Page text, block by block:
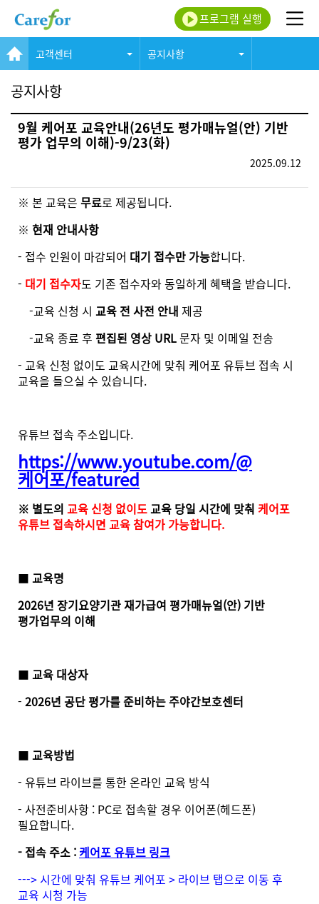
프로그램 실행
고객센터 공지사항
공지사항
9월 케어포 교육안내(26년도 평가매뉴얼(안) 기반
평가 업무의 이해)-9/23(화)
2025.09.12
※ 본 교육은 무료로 제공됩니다.
※ 현재 안내사항
- 접수 인원이 마감되어 대기 접수만 가능합니다.
- 대기 접수자도 기존 접수자와 동일하게 혜택을 받습니다.
-교육 신청 시 교육 전 사전 안내 제공
-교육 종료 후 편집된 영상 URL문자 및 이메일 전송
- 교육 신청 없이도 교육시간에 맞춰 케어포 유튜브 접속 시
교육을 들으실 수 있습니다.
유튜브 접속 주소입니다.
https://www.youtube.com/@
케어포/featured
※ 별도의 교육 신청 없이도교육 당일 시간에 맞춰 케어포
유튜브 접속하시면 교육 참여가 가능합니다.
■ 교육명
2026년 장기요양기관 재가급여 평가매뉴얼(안) 기반
평가업무의 이해
■ 교육 대상자
- 2026년 공단 평가를 준비하는 주야간보호센터
■ 교육방법
- 유튜브 라이브를 통한 온라인 교육 방식
- 사전준비사항 : PC로 접속할 경우 이어폰(헤드폰)
필요합니다.
- 접속 주소 : 케어포 유튜브 링크
---> 시간에 맞춰 유튜브 케어포 > 라이브 탭으로 이동 후
교육 시청 가능